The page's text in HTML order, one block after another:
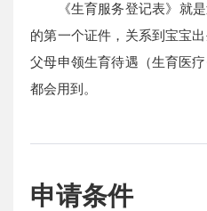
《生育服务登记表》就
的第一个证件，关系到宝宝
父母申领生育待遇（生育医
都会用到。
申请条件